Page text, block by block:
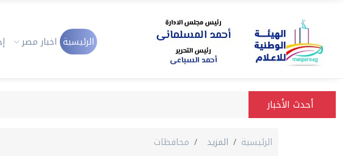
الرئيسية اخبار مصر
أحدث الأخبار
الرئيسية المزيد محافظات